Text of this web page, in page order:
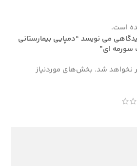
است.
می نویسد “دمپایی بیمارستانی
نخواهد شد. بخش‌های موردنیاز